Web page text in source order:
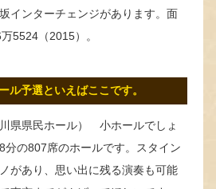
インターチェンジがあります。面
5524（2015）。
ル予選といえばここです。
県県民ホール） 小ホールでしょ
分の807席のホールです。スタイン
があり、思い出に残る演奏も可能